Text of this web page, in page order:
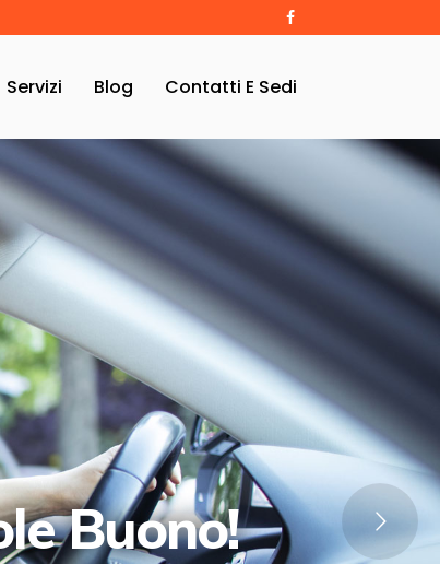
Servizi Blog Contatti E Sedi
Buono!